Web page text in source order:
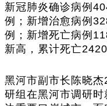
新冠肺炎确诊病例
例；新增治愈病例
例；新增死亡病例
新高，累计死亡
黑河市副市长陈晓
研组在黑河市调研